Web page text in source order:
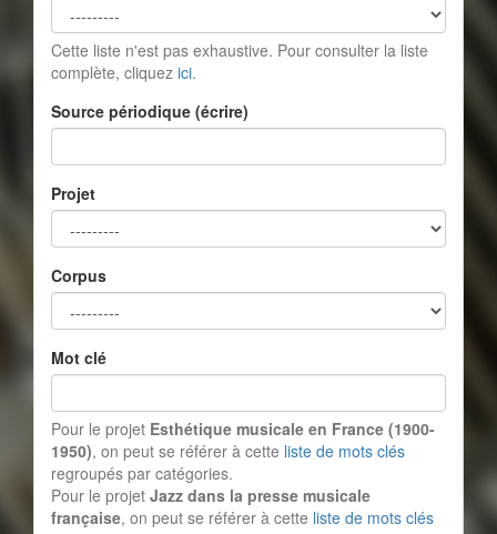
Cette liste n'est pas exhaustive. Pour consulter la liste
complète, cliquez ici.
Source périodique (écrire)
Projet
Corpus
Mot clé
Pour le projet Esthétique musicale en France (1900-
1950), on peut se référer à cette liste de mots clés
regroupés par catégories.
Pour le projet Jazz dans la presse musicale
française, on peut se référer à cette liste de mots clés